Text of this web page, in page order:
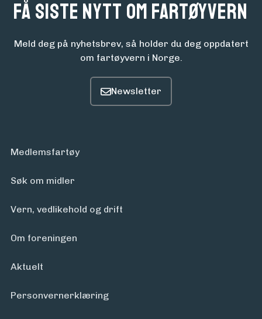
Få siste nytt om fartøyvern
Meld deg på nyhetsbrev, så holder du deg oppdatert
om fartøyvern i Norge.
Medlemsfartøy
Søk om midler
Vern, vedlikehold og drift
Om foreningen
Aktuelt
Personvern­erklæring